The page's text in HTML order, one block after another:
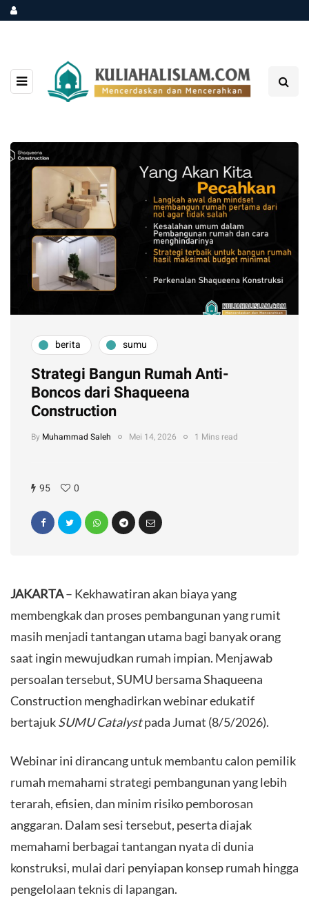
berita sumu
Strategi Bangun Rumah Anti-
Boncos dari Shaqueena
Construction
By Muhammad Saleh Mei 14, 2026 1 Mins read
95 0
JAKARTA– Kekhawatiran akan biaya yang
membengkak dan proses pembangunan yang rumit
masih menjadi tantangan utama bagi banyak orang
saat ingin mewujudkan rumah impian. Menjawab
persoalan tersebut, SUMU bersama Shaqueena
Construction menghadirkan webinar edukatif
bertajukSUMU Catalystpada Jumat (8/5/2026).
​Webinar ini dirancang untuk membantu calon pemilik
rumah memahami strategi pembangunan yang lebih
terarah, efisien, dan minim risiko pemborosan
anggaran. Dalam sesi tersebut, peserta diajak
memahami berbagai tantangan nyata di dunia
konstruksi, mulai dari penyiapan konsep rumah hingga
pengelolaan teknis di lapangan.